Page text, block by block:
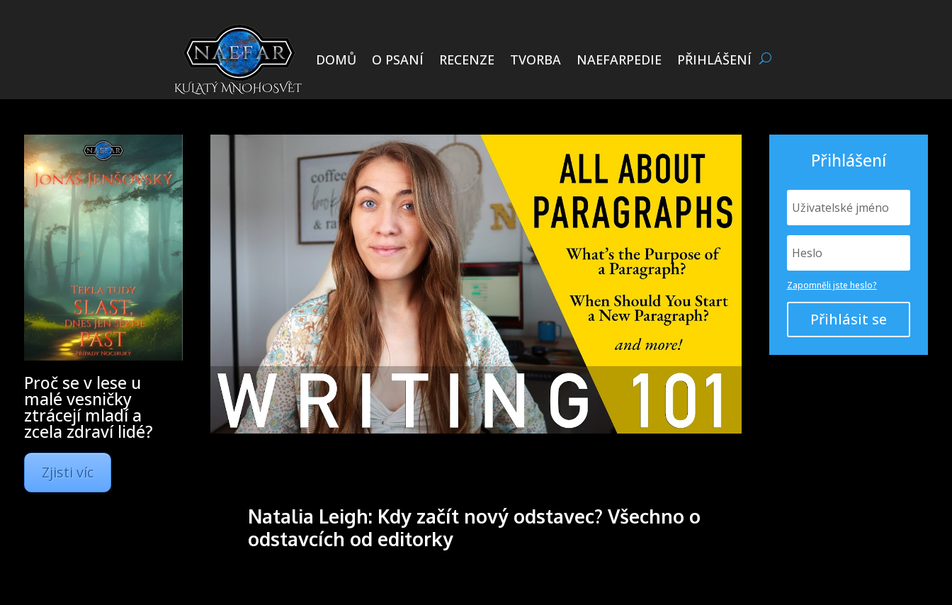
DOMŮ O PSANÍ RECENZE TVORBA NAEFARPEDIE PŘIHLÁŠENÍ
Proč se v lese u
malé vesničky
ztrácejí mladí a
zcela zdraví lidé?
Zjisti víc
Natalia Leigh: Kdy začít nový odstavec? Všechno o
odstavcích od editorky
Přihlášení
Zapomněli jste heslo?
Přihlásit se